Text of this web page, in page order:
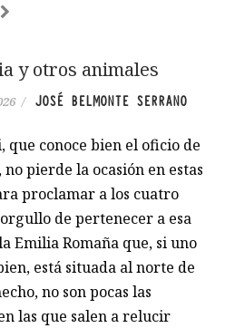
y otros animales
/ JOSÉ BELMONTE SERRANO
que conoce bien el oficio de
pierde la ocasión en estas
proclamar a los cuatro
de pertenecer a esa
Emilia Romaña que, si uno
está situada al norte de
no son pocas las
las que salen a relucir